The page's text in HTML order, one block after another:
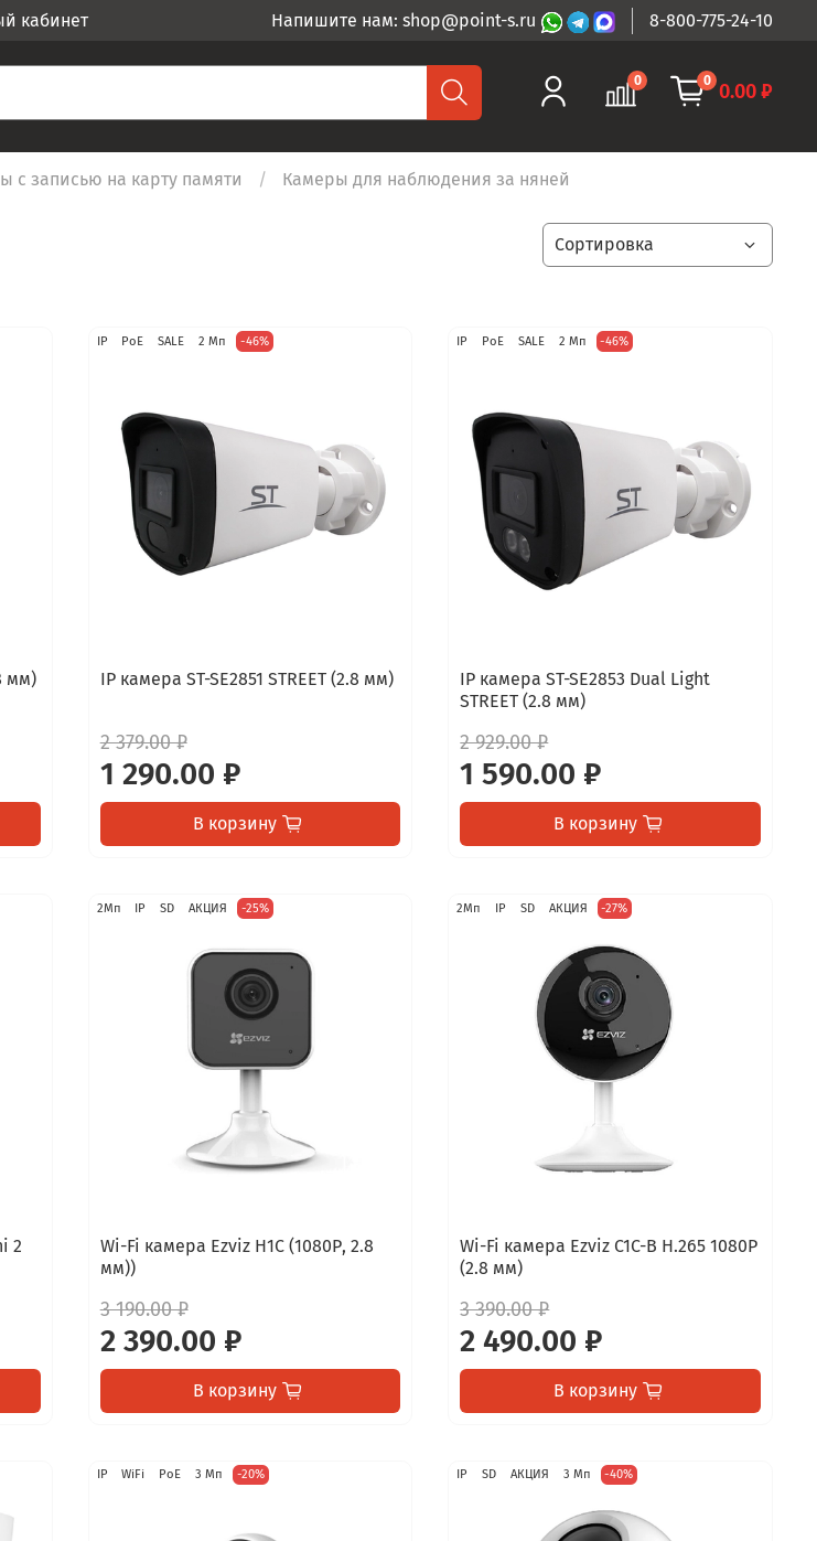
кабинет Напишите нам: shop@point-s.ru 8-800-775-24-10
0 0 0.00 ₽
c записью на карту памяти Камеры для наблюдения за няней
мм)
IP PoE SALE 2 Мп -46%
IP камера ST-SE2851 STREET (2.8 мм)
2 379.00 ₽
1 290.00 ₽
В корзину
IP PoE SALE 2 Мп -46%
IP камера ST-SE2853 Dual Light
STREET (2.8 мм)
2 929.00 ₽
1 590.00 ₽
В корзину
2
2Мп IP SD АКЦИЯ -25%
Wi-Fi камера Ezviz H1C (1080Р, 2.8
мм))
3 190.00 ₽
2 390.00 ₽
В корзину
2Мп IP SD АКЦИЯ -27%
Wi-Fi камера Ezviz C1C-B H.265 1080P
(2.8 мм)
3 390.00 ₽
2 490.00 ₽
В корзину
IP WiFi PoE 3 Мп -20% IP SD АКЦИЯ 3 Мп -40%